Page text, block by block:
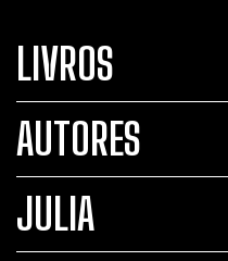
LIVROS
AUTORES
JULIA